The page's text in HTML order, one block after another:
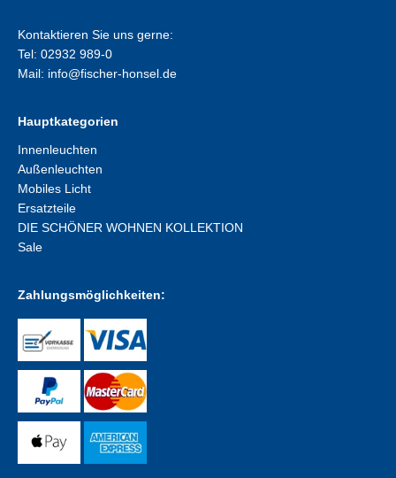
Kontaktieren Sie uns gerne:
Tel: 02932 989-0
Mail: info@fischer-honsel.de
Hauptkategorien
Innenleuchten
Außenleuchten
Mobiles Licht
Ersatzteile
DIE SCHÖNER WOHNEN KOLLEKTION
Sale
Zahlungsmöglichkeiten: